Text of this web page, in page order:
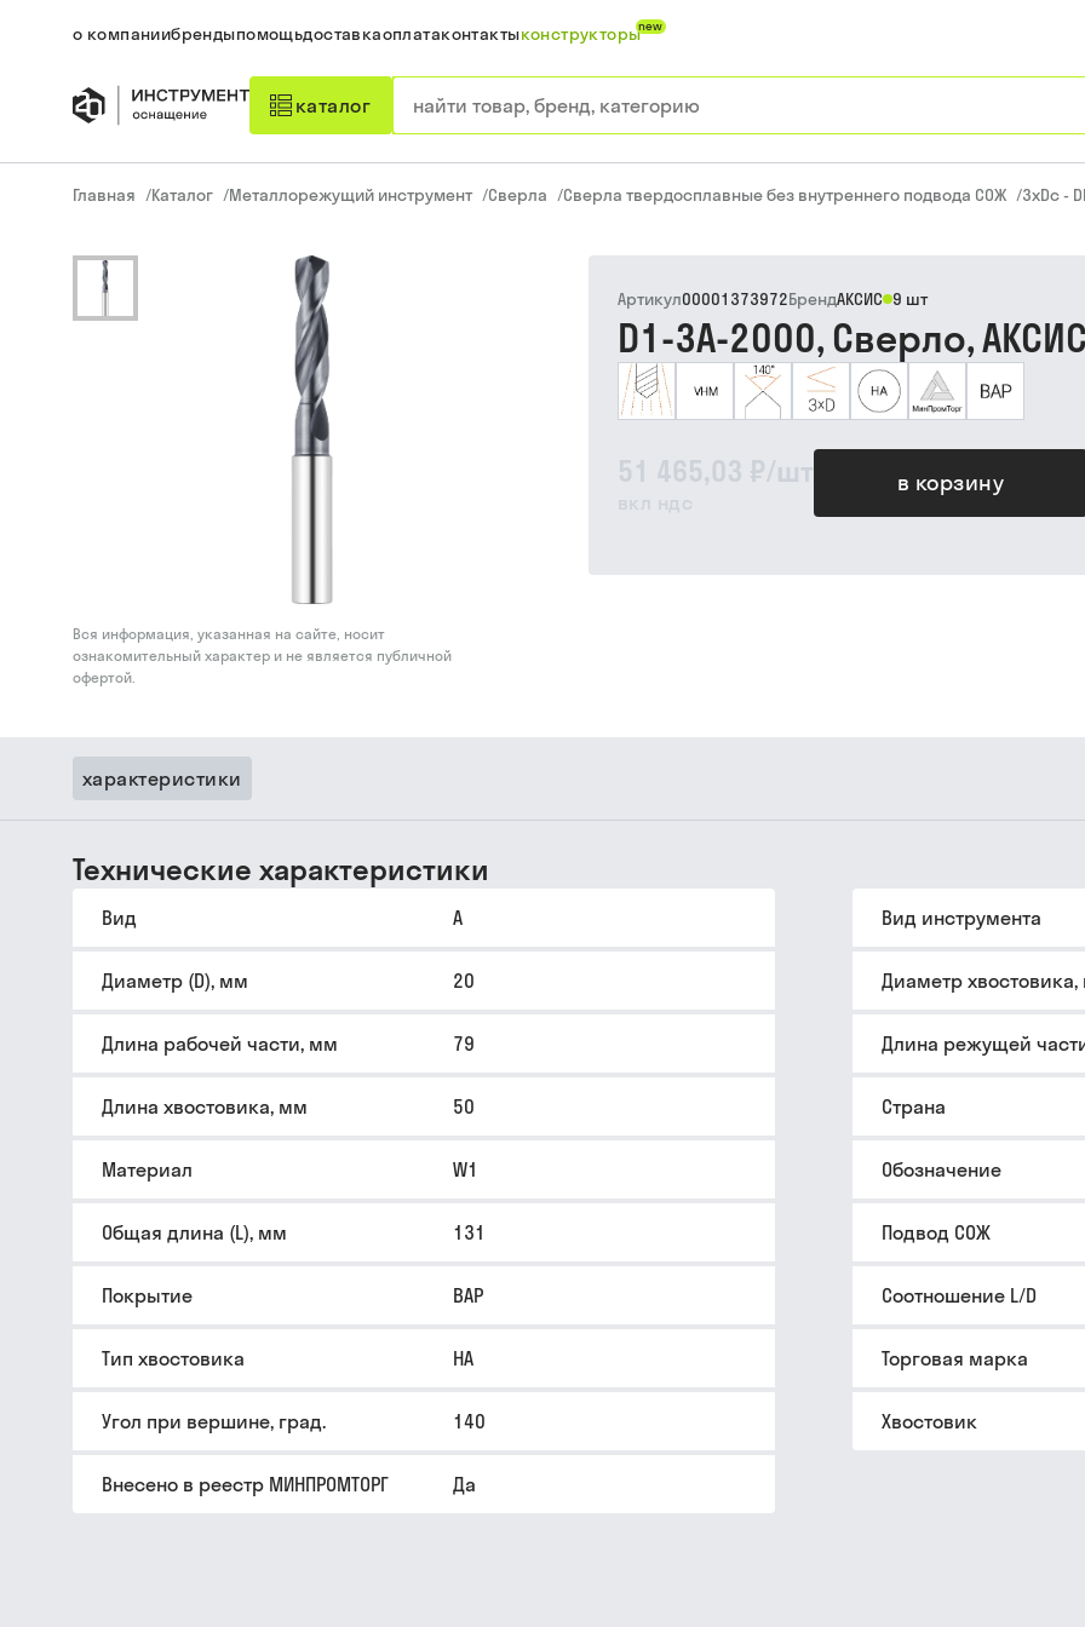
о компаниибрендыпомощьдоставкаоплатаконтактыконструкторыnew
каталог
Главная /Каталог /Металлорежущий инструмент /Сверла /Сверла твердосплавные без внутреннего подвода СОЖ /3xDc -
Вся информация, указанная на сайте, носит
ознакомительный характер и не является публичной
офертой.
51 465,03 ₽/шт
вкл ндс
в корзину
Артикул00001373972БрендАКСИС 9 шт
D1-3A-2000, Сверло, АКСИС
характеристики
Технические характеристики
Вид A Вид инструмента
Диаметр (D), мм 20 Диаметр
Длина рабочей части, мм 79 Длина режущей
Длина хвостовика, мм 50 Страна
Материал W1 Обозначение
Общая длина (L), мм 131 Подвод СОЖ
Покрытие BAP Соотношение L/D
Тип хвостовика HA Торговая марка
Угол при вершине, град. 140 Хвостовик
Внесено в реестр МИНПРОМТОРГ Да